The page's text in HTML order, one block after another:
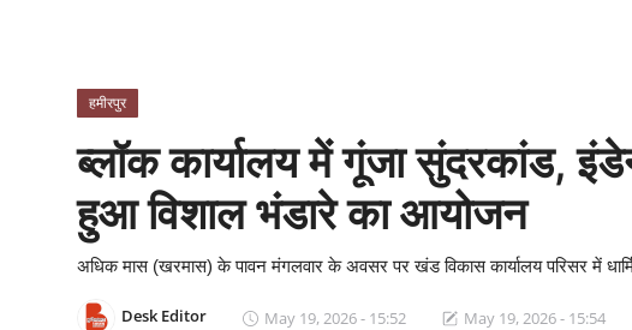
हमीरपुर
ब्लॉक कार्यालय में गूंजा सुंदरकांड,
हुआ विशाल भंडारे का आयोजन
अधिक मास (खरमास) के पावन मंगलवार के अवसर पर खंड विकास कार्यालय परिसर में
Desk Editor May 19, 2026 - 15:52 May 19, 2026 - 15:54